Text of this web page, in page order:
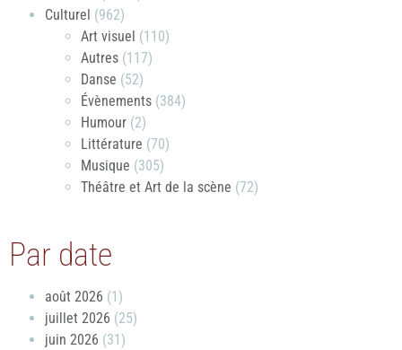
Culturel (962)
Art visuel (110)
Autres (117)
Danse (52)
Évènements (384)
Humour (2)
Littérature (70)
Musique (305)
Théâtre et Art de la scène (72)
Par date
août 2026 (1)
juillet 2026 (25)
juin 2026 (31)